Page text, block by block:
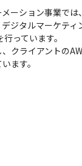
ーション事業で
ジタルマーケティ
っています。
クライアントの
ます。